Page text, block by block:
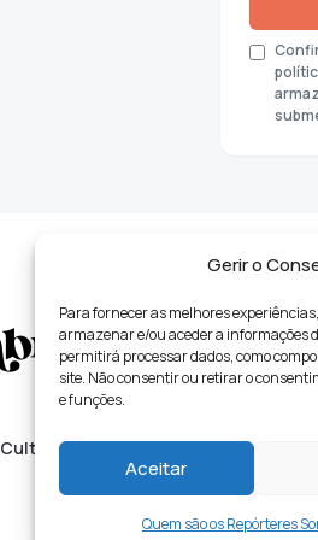
Gerir o
Para fornecer as melhores
armazenar e/ou aceder a informações
permitirá processar dados, como
site. Não consentir ou retirar o
e funções.
Aceitar
Quem são os Repórteres
Cultura Lifestyle